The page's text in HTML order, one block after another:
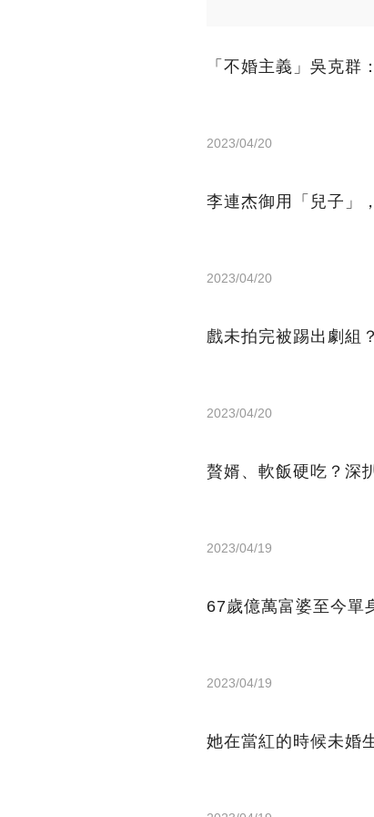
「不婚主義」吳克
2023/04/20
李連杰御用「兒子」
2023/04/20
戲未拍完被踢出劇組
2023/04/20
贅婿、軟飯硬吃？深
2023/04/19
67歲億萬富婆至今單
2023/04/19
她在當紅的時候未婚